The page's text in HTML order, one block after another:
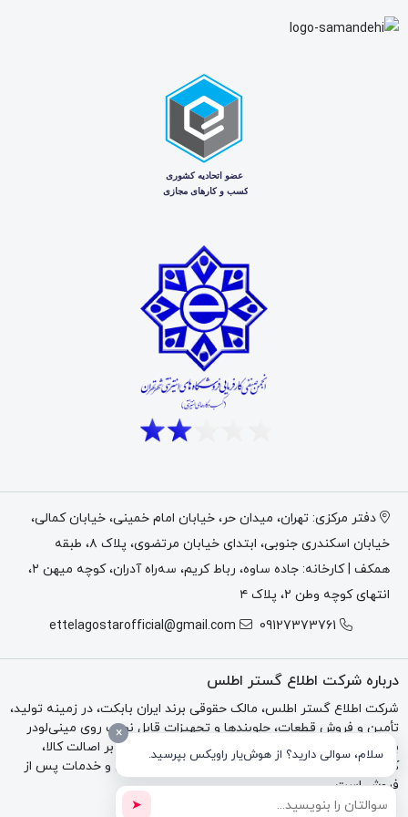
مدل دستگاه
7303857
شیشه درب کابین لودر
درب جلو کابین
Green Tint / ته‌رنگ سبز
ایران بابکت / Iran Bobcat
شرکت اطلاع گستر اطلس
7435779 به‌عنوان جایگزین مستقیم آن معرفی
شده است. همچنین Bobcat توصیه کرده هنگام سفارش این
شیشه، نوار یا آب‌بند شیشه درب با پارت نامبر
مدل‌های سازگار با شیشه 7435779
طبق سایت رسمی Bobcat، شیشه درب کابین با پارت نامبر
نوع دستگاه
مدل‌های سازگار
Skid-Steer Loaders
S66, S76, S86, S64, S62
Compact Track Loaders
T76, T62, T64, T66, T7X, T86
با وجود این سازگاری، برای خرید قطعی بهتر است شماره سریال
دفتر مرکزی: تهران، میدان حر، خیابان امام خمینی، خیابان کمالی،
خیابان اسکندری جنوبی، ابتدای خیابان مرتضوی، پلاک ۸، طبقه
همکف | کارخانه: جاده ساوه، رباط کریم، سه‌راه آدران، کوچه میهن ۲،
انتهای کوچه وطن ۲، پلاک ۴
09127373761
ettelagostarofficial@gmail.com
درباره شرکت اطلاع گستر اطلس
شرکت اطلاع گستر اطلس، مالک حقوقی برند ایران بابکت، در زمینه تولید،
تأمین و فروش قطعات، جلوبندها و تجهیزات قابل نصب روی مینی‌لودر
بابکت، تراکتور و بکهو فعالیت می‌کند. تمرکز مجموعه بر اصالت کالا،
کیفیت فنی، مشاوره تخصصی، فاکتور رسمی، گارانتی و خدمات پس از
فروش است.
×
سلام، سوالی دارید؟ از هوش‌یار راویکس بپرسید.
➤